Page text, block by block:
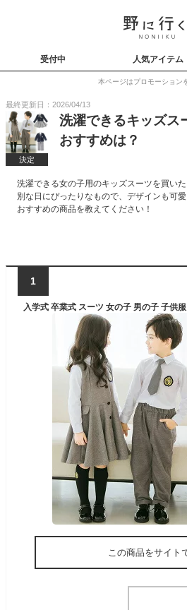
受付中 人気アイテム
本ページはプロモーション
最終更新日：2026/04/13
決定
洗濯できるキッズス
おすすめは？
洗濯できる女の子用のキッズスーツを買い
別な日にぴったりなもので、デザインも可
おすすめの商品を教えてください！
1
この商品をサイト